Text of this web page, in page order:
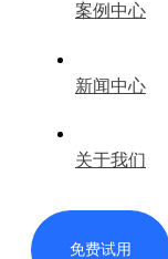
案例中心
新闻中心
关于我们
免费试用